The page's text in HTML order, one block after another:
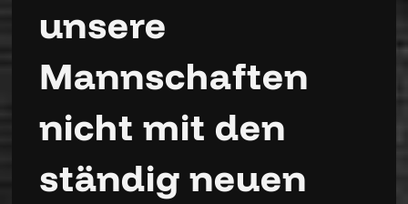
unsere
Mannschaften
nicht mit den
ständig neuen